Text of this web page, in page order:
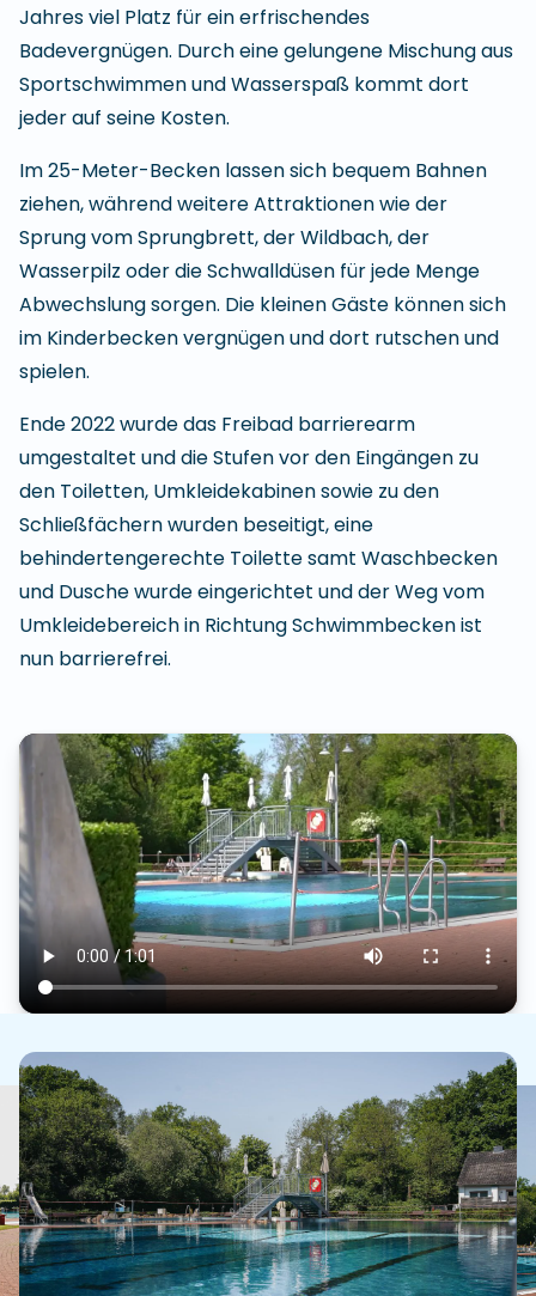
Jahres viel Platz für ein erfrischendes
Badevergnügen. Durch eine gelungene Mischung aus
Sportschwimmen und Wasserspaß kommt dort
jeder auf seine Kosten.
Im 25-Meter-Becken lassen sich bequem Bahnen
ziehen, während weitere Attraktionen wie der
Sprung vom Sprungbrett, der Wildbach, der
Wasserpilz oder die Schwalldüsen für jede Menge
Abwechslung sorgen. Die kleinen Gäste können sich
im Kinderbecken vergnügen und dort rutschen und
spielen.
Ende 2022 wurde das Freibad barrierearm
umgestaltet und die Stufen vor den Eingängen zu
den Toiletten, Umkleidekabinen sowie zu den
Schließfächern wurden beseitigt, eine
behindertengerechte Toilette samt Waschbecken
und Dusche wurde eingerichtet und der Weg vom
Umkleidebereich in Richtung Schwimmbecken ist
nun barrierefrei.